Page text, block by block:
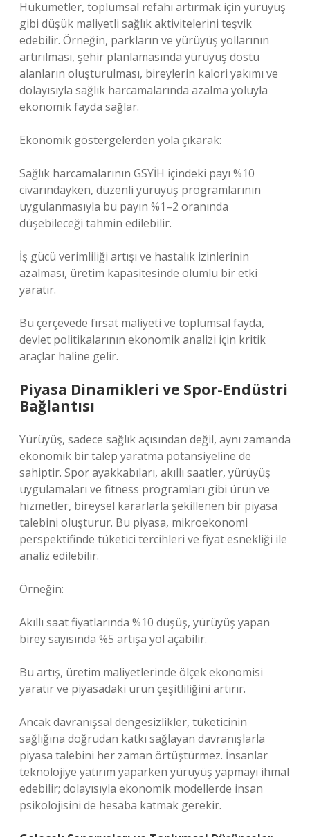
Hükümetler, toplumsal refahı artırmak için yürüyüş
gibi düşük maliyetli sağlık aktivitelerini teşvik
edebilir. Örneğin, parkların ve yürüyüş yollarının
artırılması, şehir planlamasında yürüyüş dostu
alanların oluşturulması, bireylerin kalori yakımı ve
dolayısıyla sağlık harcamalarında azalma yoluyla
ekonomik fayda sağlar.
Ekonomik göstergelerden yola çıkarak:
Sağlık harcamalarının GSYİH içindeki payı %10
civarındayken, düzenli yürüyüş programlarının
uygulanmasıyla bu payın %1–2 oranında
düşebileceği tahmin edilebilir.
İş gücü verimliliği artışı ve hastalık izinlerinin
azalması, üretim kapasitesinde olumlu bir etki
yaratır.
Bu çerçevede fırsat maliyeti ve toplumsal fayda,
devlet politikalarının ekonomik analizi için kritik
araçlar haline gelir.
Piyasa Dinamikleri ve Spor-Endüstri
Bağlantısı
Yürüyüş, sadece sağlık açısından değil, aynı zamanda
ekonomik bir talep yaratma potansiyeline de
sahiptir. Spor ayakkabıları, akıllı saatler, yürüyüş
uygulamaları ve fitness programları gibi ürün ve
hizmetler, bireysel kararlarla şekillenen bir piyasa
talebini oluşturur. Bu piyasa, mikroekonomi
perspektifinde tüketici tercihleri ve fiyat esnekliği ile
analiz edilebilir.
Örneğin:
Akıllı saat fiyatlarında %10 düşüş, yürüyüş yapan
birey sayısında %5 artışa yol açabilir.
Bu artış, üretim maliyetlerinde ölçek ekonomisi
yaratır ve piyasadaki ürün çeşitliliğini artırır.
Ancak davranışsal dengesizlikler, tüketicinin
sağlığına doğrudan katkı sağlayan davranışlarla
piyasa talebini her zaman örtüştürmez. İnsanlar
teknolojiye yatırım yaparken yürüyüş yapmayı ihmal
edebilir; dolayısıyla ekonomik modellerde insan
psikolojisini de hesaba katmak gerekir.